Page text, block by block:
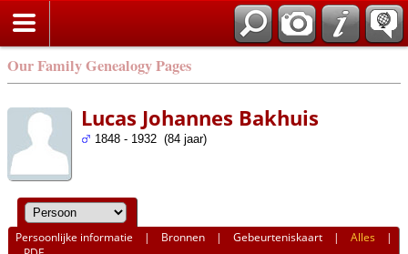
Our Family Genealogy Pages
Lucas Johannes Bakhuis
1848 - 1932 (84 jaar)
Persoonlijke informatie | Bronnen |Gebeurteniskaart |Alles |